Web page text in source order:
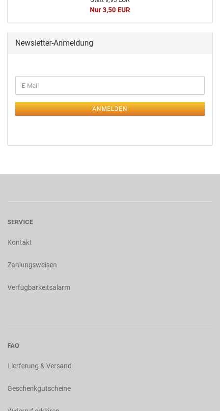
Nur 3,50 EUR
Newsletter-Anmeldung
ANMELDEN
SERVICE
Kontakt
Zahlungsweisen
Verfügbarkeitsalarm
FAQ
Lierferung & Versand
Geschenkgutscheine